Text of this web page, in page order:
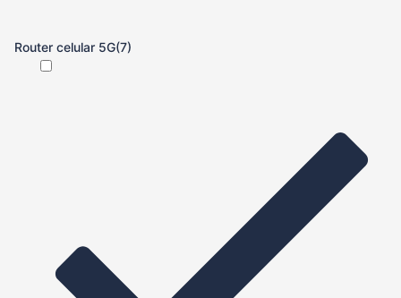
Router celular 5G(7)